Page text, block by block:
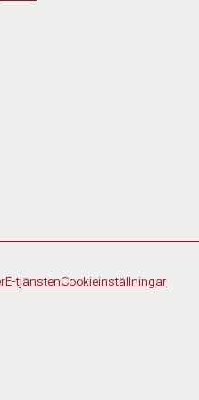
E-tjänstenCookieinställningar